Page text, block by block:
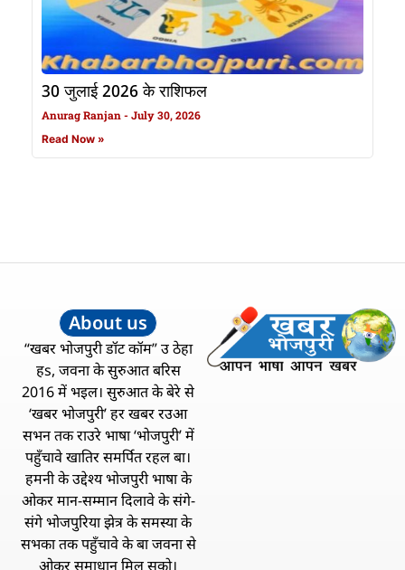
30 जुलाई 2026 के राशिफल
Anurag Ranjan July 30, 2026
Read Now »
About us
“खबर भोजपुरी डॉट कॉम” उ ठेहा
हs, जवना के सुरुआत बरिस
2016 में भइल। सुरुआत के बेरे से
‘खबर भोजपुरी’ हर खबर रउआ
सभन तक राउरे भाषा ‘भोजपुरी’ में
पहुँचावे खातिर समर्पित रहल बा।
हमनी के उद्देश्य भोजपुरी भाषा के
ओकर मान-सम्मान दिलावे के संगे-
संगे भोजपुरिया झेत्र के समस्या के
सभका तक पहुँचावे के बा जवना से
ओकर समाधान मिल सको।